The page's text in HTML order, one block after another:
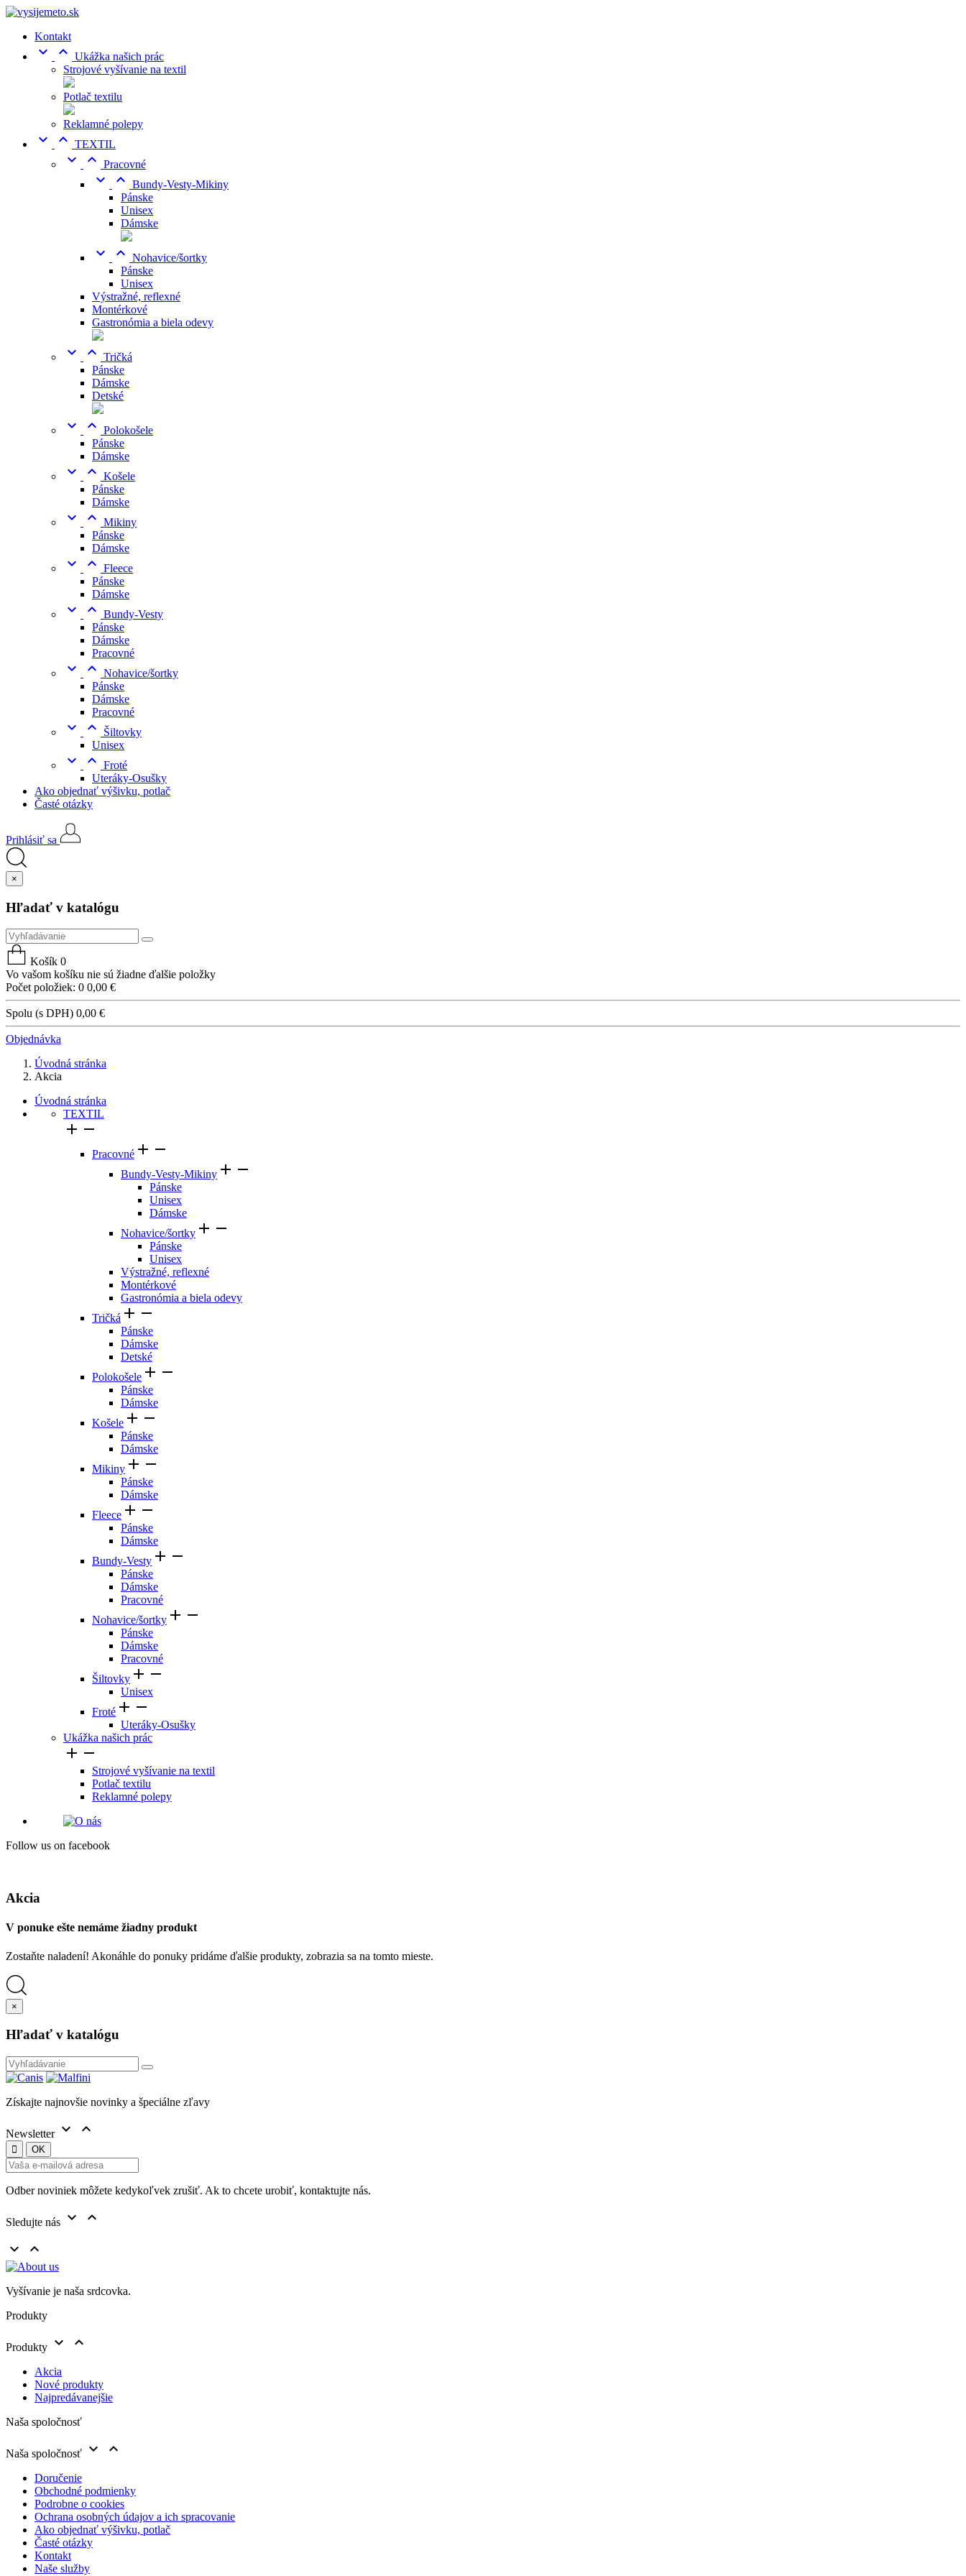
Kontakt
  Ukážka našich prác
Strojové vyšívanie na textil
Potlač textilu
Reklamné polepy
  TEXTIL
  Pracovné
  Bundy-Vesty-Mikiny
Pánske
Unisex
Dámske
  Nohavice/šortky
Pánske
Unisex
Výstražné, reflexné
Montérkové
Gastronómia a biela odevy
  Tričká
Pánske
Dámske
Detské
  Polokošele
Pánske
Dámske
  Košele
Pánske
Dámske
  Mikiny
Pánske
Dámske
  Fleece
Pánske
Dámske
  Bundy-Vesty
Pánske
Dámske
Pracovné
  Nohavice/šortky
Pánske
Dámske
Pracovné
 
Šiltovky
Unisex
  Froté
Uteráky-Osušky
Ako objednať výšivku, potlač
Časté otázky
Prihlásiť sa
×
Hľadať v katalógu
Košík 0
Vo vašom košíku nie sú žiadne ďalšie položky
Počet položiek: 0 0,00 €
Spolu (s DPH) 0,00 €
Objednávka
Úvodná stránka
Akcia
Úvodná stránka
TEXTIL
 
Pracovné  
Bundy-Vesty-Mikiny  
Pánske
Unisex
Dámske
Nohavice/šortky  
Pánske
Unisex
Výstražné, reflexné
Montérkové
Gastronómia a biela odevy
Tričká  
Pánske
Dámske
Detské
Polokošele  
Pánske
Dámske
Košele  
Pánske
Dámske
Mikiny  
Pánske
Dámske
Fleece  
Pánske
Dámske
Bundy-Vesty  
Pánske
Dámske
Pracovné
Nohavice/šortky  
Pánske
Dámske
Pracovné
Šiltovky  
Unisex
Froté  
Uteráky-Osušky
Ukážka našich prác
 
Strojové vyšívanie na textil
Potlač textilu
Reklamné polepy
Follow us on facebook
Akcia
V ponuke ešte nemáme žiadny produkt
Zostaňte naladení! Akonáhle do ponuky pridáme ďalšie produkty, zobrazia sa na tomto mieste.
×
Hľadať v katalógu
Získajte najnovšie novinky a špeciálne zľavy
Newsletter  
Odber noviniek môžete kedykoľvek zrušiť. Ak to chcete urobiť, kontaktujte nás.
Sledujte nás 



Vyšívanie je naša srdcovka.
Produkty
Produkty  
Akcia
Nové produkty
Najpredávanejšie
Naša spoločnosť
Naša spoločnosť  
Doručenie
Obchodné podmienky
Podrobne o cookies
Ochrana osobných údajov a ich spracovanie
Ako objednať výšivku, potlač
Časté otázky
Kontakt
Naše služby